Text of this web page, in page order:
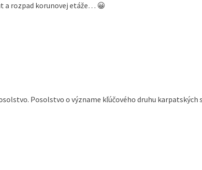
a rozpad korunovej etáže… 😀
Posolstvo o význame kľúčového druhu